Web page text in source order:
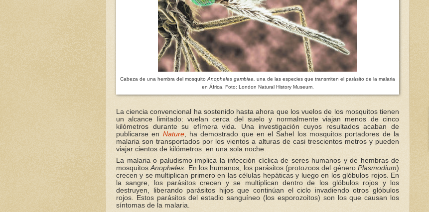
Cabeza de una hembra del mosquito Anopheles gambiae, una de las especies que transmiten el parásito de la malaria
en África. Foto: London Natural History Museum.
La ciencia convencional ha sostenido hasta ahora que los vuelos de los mosquitos tienen
un alcance limitado: vuelan cerca del suelo y normalmente viajan menos de cinco
kilómetros durante su efímera vida. Una investigación cuyos resultados acaban de
publicarse en Nature, ha demostrado que en el Sahel los mosquitos portadores de la
malaria son transportados por los vientos a alturas de casi trescientos metros y pueden
viajar cientos de kilómetros en una sola noche.
La malaria o paludismo implica la infección cíclica de seres humanos y de hembras de
mosquitosAnopheles . En los humanos, los parásitos (protozoos del géneroPlasmodium)
crecen y se multiplican primero en las células hepáticas y luego en los glóbulos rojos. En
la sangre, los parásitos crecen y se multiplican dentro de los glóbulos rojos y los
destruyen, liberando parásitos hijos que continúan el ciclo invadiendo otros glóbulos
rojos. Estos parásitos del estadio sanguíneo (los esporozoitos) son los que causan los
síntomas de la malaria.